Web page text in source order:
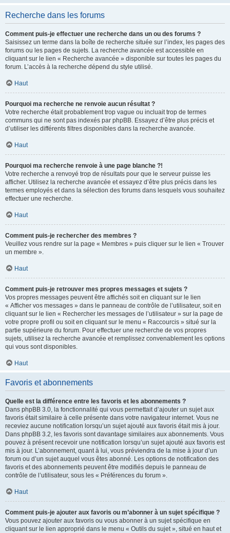
Recherche dans les forums
Comment puis-je effectuer une recherche dans un ou des forums ?
Saisissez un terme dans la boîte de recherche située sur l’index, les pages des
forums ou les pages de sujets. La recherche avancée est accessible en
cliquant sur le lien « Recherche avancée » disponible sur toutes les pages du
forum. L’accès à la recherche dépend du style utilisé.
Haut
Pourquoi ma recherche ne renvoie aucun résultat ?
Votre recherche était probablement trop vague ou incluait trop de termes
communs qui ne sont pas indexés par phpBB. Essayez d’être plus précis et
d’utiliser les différents filtres disponibles dans la recherche avancée.
Haut
Pourquoi ma recherche renvoie à une page blanche ?!
Votre recherche a renvoyé trop de résultats pour que le serveur puisse les
afficher. Utilisez la recherche avancée et essayez d’être plus précis dans les
termes employés et dans la sélection des forums dans lesquels vous souhaitez
effectuer une recherche.
Haut
Comment puis-je rechercher des membres ?
Veuillez vous rendre sur la page « Membres » puis cliquer sur le lien « Trouver
un membre ».
Haut
Comment puis-je retrouver mes propres messages et sujets ?
Vos propres messages peuvent être affichés soit en cliquant sur le lien
« Afficher vos messages » dans le panneau de contrôle de l’utilisateur, soit en
cliquant sur le lien « Rechercher les messages de l’utilisateur » sur la page de
votre propre profil ou soit en cliquant sur le menu « Raccourcis » situé sur la
partie supérieure du forum. Pour effectuer une recherche de vos propres
sujets, utilisez la recherche avancée et remplissez convenablement les options
qui vous sont disponibles.
Haut
Favoris et abonnements
Quelle est la différence entre les favoris et les abonnements ?
Dans phpBB 3.0, la fonctionnalité qui vous permettait d’ajouter un sujet aux
favoris était similaire à celle présente dans votre navigateur internet. Vous ne
receviez aucune notification lorsqu’un sujet ajouté aux favoris était mis à jour.
Dans phpBB 3.2, les favoris sont davantage similaires aux abonnements. Vous
pouvez à présent recevoir une notification lorsqu’un sujet ajouté aux favoris est
mis à jour. L’abonnement, quant à lui, vous préviendra de la mise à jour d’un
forum ou d’un sujet auquel vous êtes abonné. Les options de notification des
favoris et des abonnements peuvent être modifiés depuis le panneau de
contrôle de l’utilisateur, sous les « Préférences du forum ».
Haut
Comment puis-je ajouter aux favoris ou m’abonner à un sujet spécifique ?
Vous pouvez ajouter aux favoris ou vous abonner à un sujet spécifique en
cliquant sur le lien approprié dans le menu « Outils du sujet », situé en haut et